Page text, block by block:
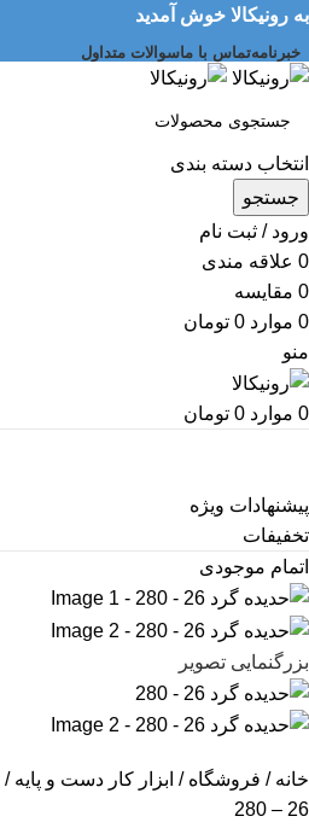
به رونیکالا خوش آمدید
خبرنامهتماس با ماسوالات متداول
انتخاب دسته بندی
جستجو
ورود / ثبت نام
0 علاقه مندی
0 مقایسه
0 موارد 0 تومان
منو
0 موارد 0 تومان
پیشنهادات ویژه
تخفیفات
اتمام موجودی
بزرگنمایی تصویر
خانه فروشگاه ابزار کار دست و پایه
26 – 280